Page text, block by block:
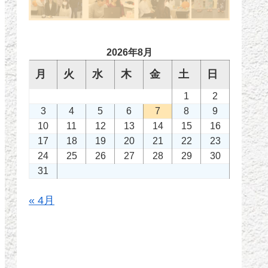
2026年8月
月 火 水 木 金 土 日
1
2
3
4 5 6 7 8
9
10
11 12 13 14 15
16
17
18 19 20 21 22
23
24
25 26 27 28 29
30
31
« 4月